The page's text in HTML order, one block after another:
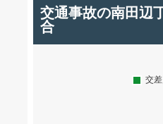
交通事故の南田辺
合